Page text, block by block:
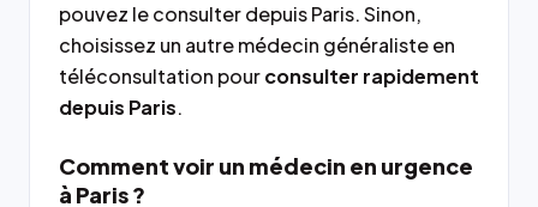
pouvez le consulter depuis Paris. Sinon,
choisissez un autre médecin généraliste en
téléconsultation pourconsulter rapidement
depuis Paris.
Comment voir un médecin en urgence
à Paris ?